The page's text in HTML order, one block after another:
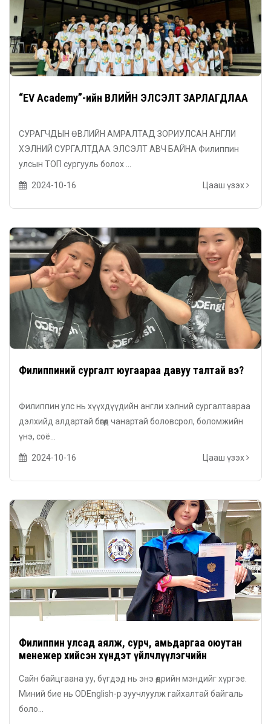
“EV Academy”-ийн ӨВЛИЙН ЭЛСЭЛТ ЗАРЛАГДЛАА
СУРАГЧДЫН ӨВЛИЙН АМРАЛТАД ЗОРИУЛСАН АНГЛИ
ХЭЛНИЙ СУРГАЛТДАА ЭЛСЭЛТ АВЧ БАЙНА Филиппин
улсын ТОП сургууль болох ...
2024-10-16 Цааш үзэх
Филиппиний сургалт юугаараа давуу талтай вэ?
Филиппин улс нь хүүхдүүдийн англи хэлний сургалтаараа
дэлхийд алдартай бөгөөд чанартай боловсрол, боломжийн
үнэ, соё...
2024-10-16 Цааш үзэх
Филиппин улсад аялж, сурч, амьдаргаа оюутан
менежер хийсэн хүндэт үйлчлүүлэгчийн
Сайн байцгаана уу, бүгдэд нь энэ өдрийн мэндийг хүргэе.
Миний бие нь ODEnglish-р зуучлуулж гайхалтай байгаль
боло...